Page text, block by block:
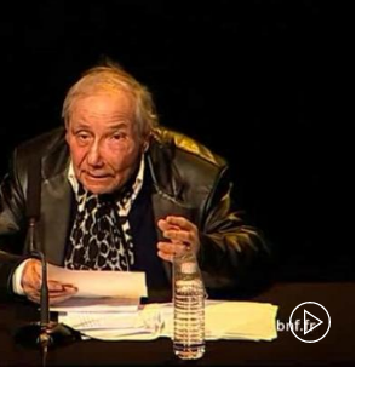
(video)